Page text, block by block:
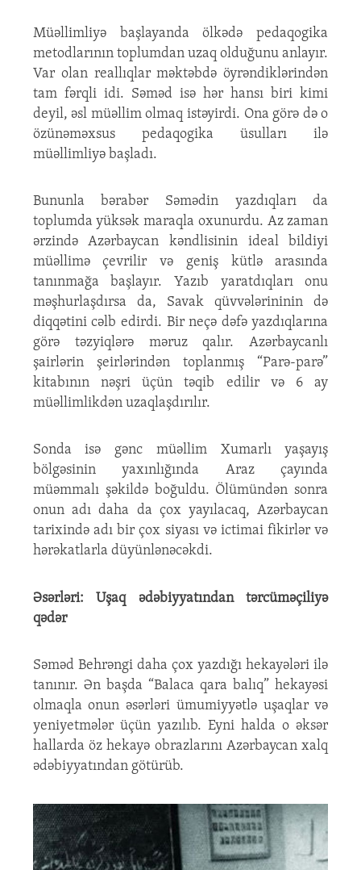
Müəllimliyə başlayanda ölkədə pedaqogika
metodlarının toplumdan uzaq olduğunu anlayır.
Var olan reallıqlar məktəbdə öyrəndiklərindən
tam fərqli idi. Səməd isə hər hansı biri kimi
deyil, əsl müəllim olmaq istəyirdi. Ona görə də o
özünəməxsus pedaqogika üsulları ilə
müəllimliyə başladı.
Bununla bərabər Səmədin yazdıqları da
toplumda yüksək maraqla oxunurdu. Az zaman
ərzində Azərbaycan kəndlisinin ideal bildiyi
müəllimə çevrilir və geniş kütlə arasında
tanınmağa başlayır. Yazıb yaratdıqları onu
məşhurlaşdırsa da, Savak qüvvələrininin də
diqqətini cəlb edirdi. Bir neçə dəfə yazdıqlarına
görə təzyiqlərə məruz qalır. Azərbaycanlı
şairlərin şeirlərindən toplanmış “Parə-parə”
kitabının nəşri üçün təqib edilir və 6 ay
müəllimlikdən uzaqlaşdırılır.
Sonda isə gənc müəllim Xumarlı yaşayış
bölgəsinin yaxınlığında Araz çayında
müəmmalı şəkildə boğuldu. Ölümündən sonra
onun adı daha da çox yayılacaq, Azərbaycan
tarixində adı bir çox siyası və ictimai fikirlər və
hərəkatlarla düyünlənəcəkdi.
Əsərləri: Uşaq ədəbiyyatından tərcüməçiliyə
qədər
Səməd Behrəngi daha çox yazdığı hekayələri ilə
tanınır. Ən başda “Balaca qara balıq” hekayəsi
olmaqla onun əsərləri ümumiyyətlə uşaqlar və
yeniyetmələr üçün yazılıb. Eyni halda o əksər
hallarda öz hekayə obrazlarını Azərbaycan xalq
ədəbiyyatından götürüb.